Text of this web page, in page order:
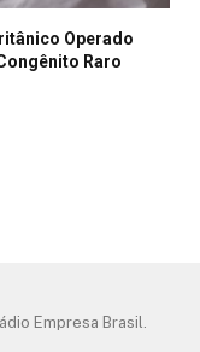
Operado
Raro
Empresa Brasil.